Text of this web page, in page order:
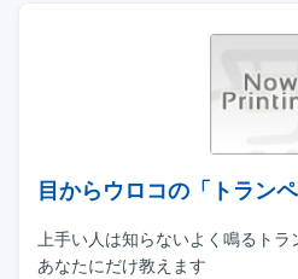
目からウロコの「トラン
上手い人は知らないよく鳴るト
あなたにだけ教えます